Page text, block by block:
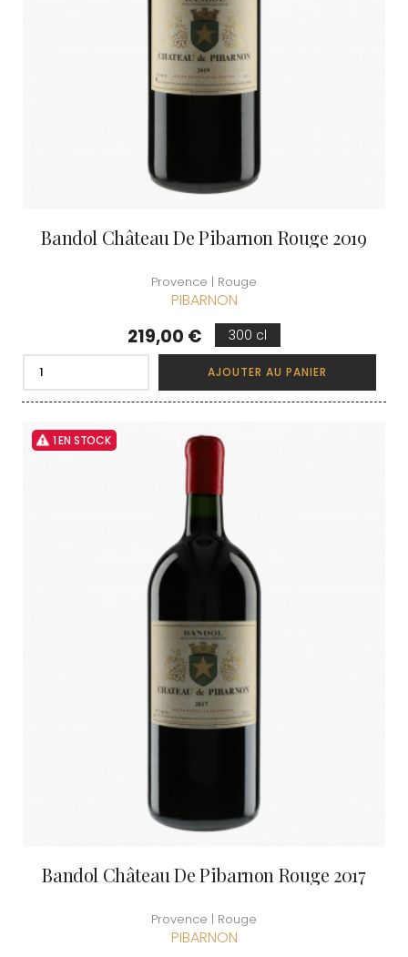
Bandol Château De Pibarnon Rouge 2019
Provence | Rouge
PIBARNON
Prix
219,00 € 300 cl
AJOUTER AU PANIER
1 EN STOCK
Bandol Château De Pibarnon Rouge 2017
Provence | Rouge
PIBARNON